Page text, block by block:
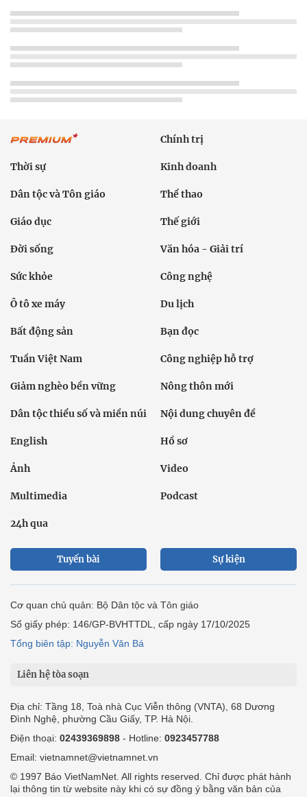
Chính trị
Thời sự Kinh doanh
Dân tộc và Tôn giáo Thể thao
Giáo dục Thế giới
Đời sống Văn hóa - Giải trí
Sức khỏe Công nghệ
Ô tô xe máy Du lịch
Bất động sản Bạn đọc
Tuần Việt Nam Công nghiệp hỗ trợ
Giảm nghèo bền vững Nông thôn mới
Dân tộc thiểu số và miền núi Nội dung chuyên đề
English Hồ sơ
Ảnh Video
Multimedia Podcast
24h qua
Tuyến bài Sự kiện
Cơ quan chủ quản: Bộ Dân tộc và Tôn giáo
Số giấy phép: 146/GP-BVHTTDL, cấp ngày 17/10/2025
Tổng biên tập: Nguyễn Văn Bá
Liên hệ tòa soạn
Địa chỉ: Tầng 18, Toà nhà Cục Viễn thông (VNTA), 68 Dương
Đình Nghệ, phường Cầu Giấy, TP. Hà Nội.
Điện thoại: 02439369898 - Hotline: 0923457788
Email: vietnamnet@vietnamnet.vn
© 1997 Báo VietNamNet. All rights reserved. Chỉ được phát hành
lại thông tin từ website này khi có sự đồng ý bằng văn bản của